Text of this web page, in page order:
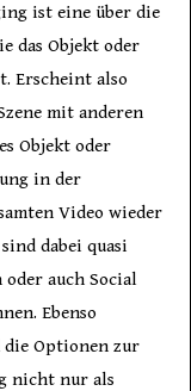
ist eine über die
das Objekt oder
Erscheint also
mit anderen
Objekt oder
in der
Video wieder
dabei quasi
auch Social
Ebenso
die Optionen zur
nicht nur als